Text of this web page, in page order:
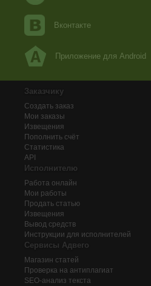
Вконтакте
Приложение для Android
Заказчику
Создать заказ
Мои заказы
Извещения
Пополнить счёт
Статистика
API
Исполнителю
Работа онлайн
Мои работы
Продать статью
Извещения
Вывод средств
Инструкции для исполнителей
Сервисы Адвего
Магазин статей
Проверка на антиплагиат
SEO-анализ текста